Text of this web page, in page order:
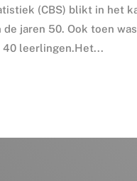
(CBS) blikt in het
jaren 50. Ook toen
40 leerlingen.Het...